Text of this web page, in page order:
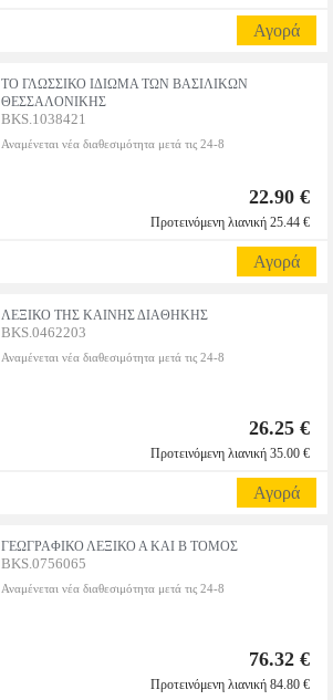
Αγορά
ΤΟ ΓΛΩΣΣΙΚΟ ΙΔΙΩΜΑ ΤΩΝ ΒΑΣΙΛΙΚΩΝ
ΘΕΣΣΑΛΟΝΙΚΗΣ
BKS.1038421
Αναμένεται νέα διαθεσιμότητα μετά τις 24-8
22.90 €
Προτεινόμενη λιανική 25.44 €
Αγορά
ΛΕΞΙΚΟ ΤΗΣ ΚΑΙΝΗΣ ΔΙΑΘΗΚΗΣ
BKS.0462203
Αναμένεται νέα διαθεσιμότητα μετά τις 24-8
26.25 €
Προτεινόμενη λιανική 35.00 €
Αγορά
ΓΕΩΓΡΑΦΙΚΟ ΛΕΞΙΚΟ Α ΚΑΙ Β ΤΟΜΟΣ
BKS.0756065
Αναμένεται νέα διαθεσιμότητα μετά τις 24-8
76.32 €
Προτεινόμενη λιανική 84.80 €